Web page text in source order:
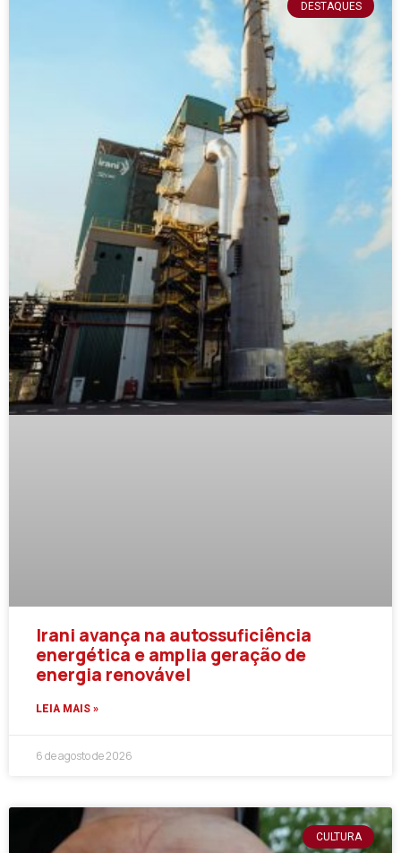
DESTAQUES
Irani avança na autossuficiência
energética e amplia geração de
energia renovável
LEIA MAIS »
6 de agosto de 2026
CULTURA